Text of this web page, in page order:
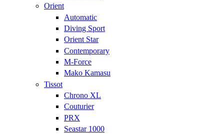
Orient
Automatic
Diving Sport
Orient Star
Contemporary
M-Force
Mako Kamasu
Tissot
Chrono XL
Couturier
PRX
Seastar 1000